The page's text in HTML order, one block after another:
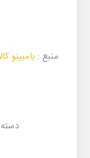
منبع : بامبینو